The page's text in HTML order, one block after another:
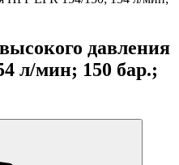
давления
л/мин; 150 бар.;